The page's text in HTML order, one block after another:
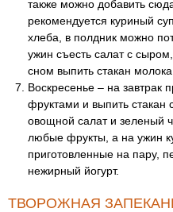
также можно добавить
рекомендуется куриный
хлеба, в полдник можно
ужин съесть салат с
сном выпить стакан молока.
Воскресенье – на завтрак
фруктами и выпить стакан
овощной салат и зеленый
любые фрукты, а на ужин
приготовленные на пару,
нежирный йогурт.
ТВОРОЖНАЯ